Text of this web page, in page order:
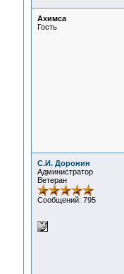
Ахимса
Гость
С.И. Доронин
Администратор
Ветеран
Сообщений: 795